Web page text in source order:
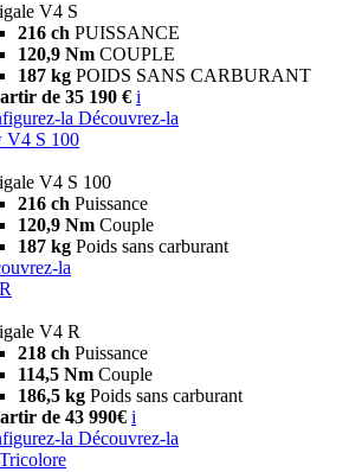
V4 S
216 ch PUISSANCE
120,9 Nm COUPLE
187 kg POIDS SANS CARBURANT
de 35 190 € i
la Découvrez-la
V4 S 100
V4 S 100
216 ch Puissance
120,9 Nm Couple
187 kg Poids sans carburant
la
V4 R
218 ch Puissance
114,5 Nm Couple
186,5 kg Poids sans carburant
de 43 990€ i
la Découvrez-la